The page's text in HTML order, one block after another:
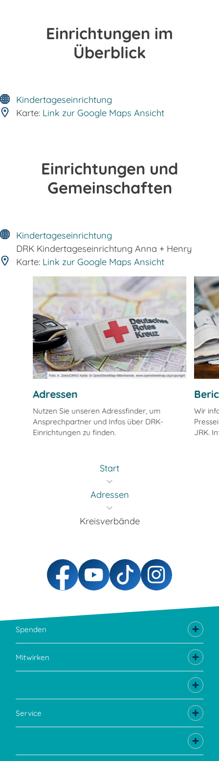
Einrichtungen im
Überblick
Kindertageseinrichtung
Karte: Link zur Google Maps Ansicht
Einrichtungen und
Gemeinschaften
Kindertageseinrichtung
DRK Kindertageseinrichtung Anna + Henry
Karte: Link zur Google Maps Ansicht
Adressen
Nutzen Sie unseren Adressfinder, um
Ansprechpartner und Infos über DRK-
Einrichtungen zu finden.
Wir
JRK.
Start
Adressen
Kreisverbände
Spenden
Mitwirken
Service